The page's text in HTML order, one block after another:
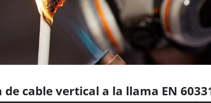
de cable vertical a la llama EN